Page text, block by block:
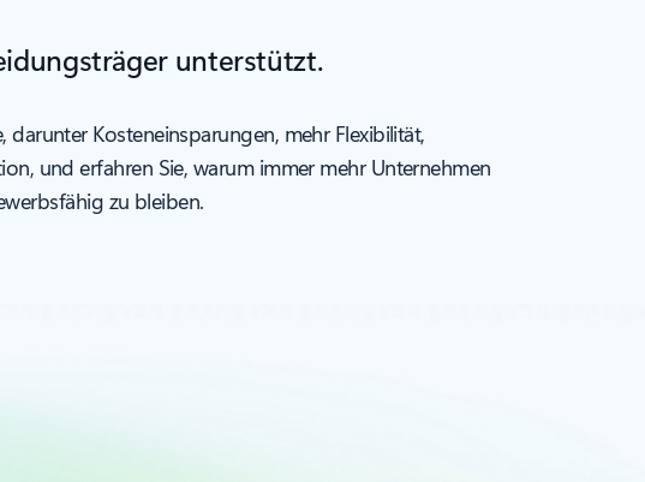
unterstützt.
Kosteneinsparungen, mehr Flexibilität,
und erfahren Sie, warum immer mehr Unternehmen
zu bleiben.